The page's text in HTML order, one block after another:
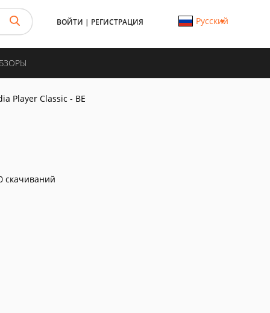
ВОЙТИ | РЕГИСТРАЦИЯ Русский
Player Classic - BE
скачиваний